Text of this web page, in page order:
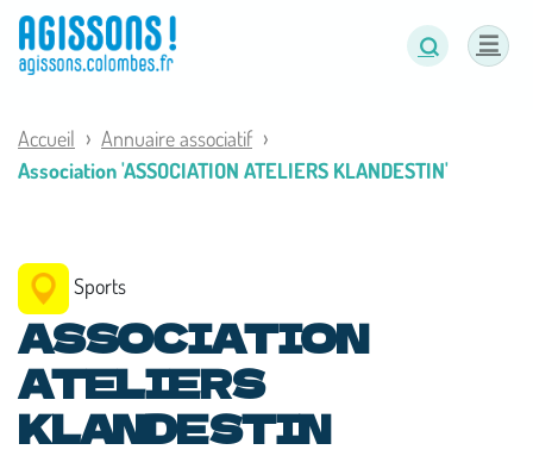
Accueil
Annuaire associatif
Association 'ASSOCIATION ATELIERS KLANDESTIN'
Sports
ASSOCIATION
ATELIERS
KLANDESTIN
Panneau de gestion des cookies